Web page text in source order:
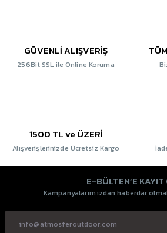
GÜVENLİ ALIŞVERİŞ
256Bit SSL ile Online Koruma
1500 TL ve ÜZERİ
Alışverişlerinizde Ücretsiz Kargo
E-BÜLTEN’E KAYIT
Kampanyalarımızdan haberdar